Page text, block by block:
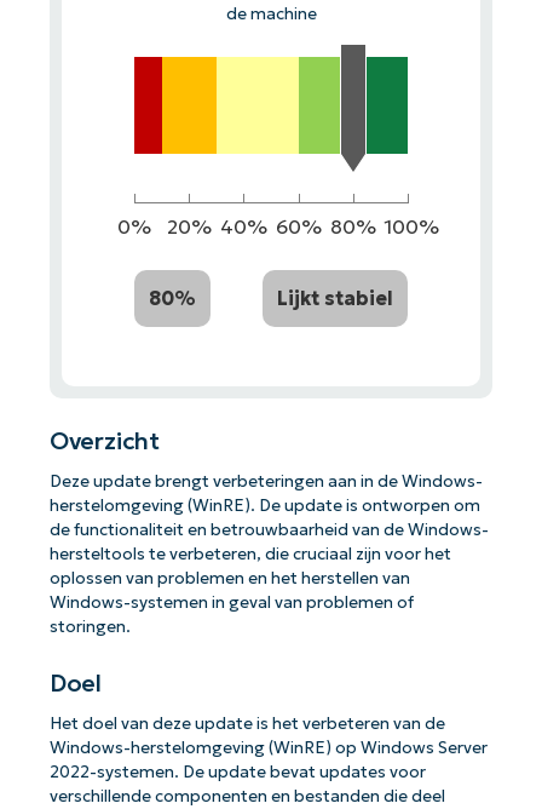
de machine
0% 20% 40% 60% 80% 100%
80% Lijkt stabiel
Overzicht
Deze update brengt verbeteringen aan in de Windows-
herstelomgeving (WinRE). De update is ontworpen om
de functionaliteit en betrouwbaarheid van de Windows-
hersteltools te verbeteren, die cruciaal zijn voor het
oplossen van problemen en het herstellen van
Windows-systemen in geval van problemen of
storingen.
Doel
Het doel van deze update is het verbeteren van de
Windows-herstelomgeving (WinRE) op Windows Server
2022-systemen. De update bevat updates voor
verschillende componenten en bestanden die deel